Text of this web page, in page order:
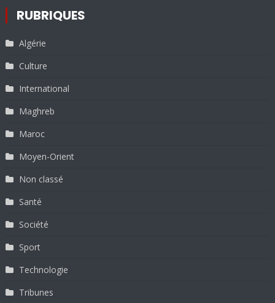
RUBRIQUES
Algérie
Culture
International
Maghreb
Maroc
Moyen-Orient
Non classé
Santé
Société
Sport
Technologie
Tribunes